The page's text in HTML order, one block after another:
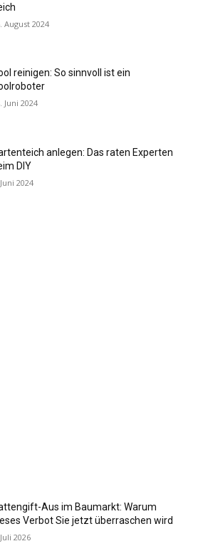
August 2024
reinigen: So sinnvoll ist ein
Juni 2024
anlegen: Das raten Experten
DIY
2024
Aus im Baumarkt: Warum
Verbot Sie jetzt überraschen wird
2026